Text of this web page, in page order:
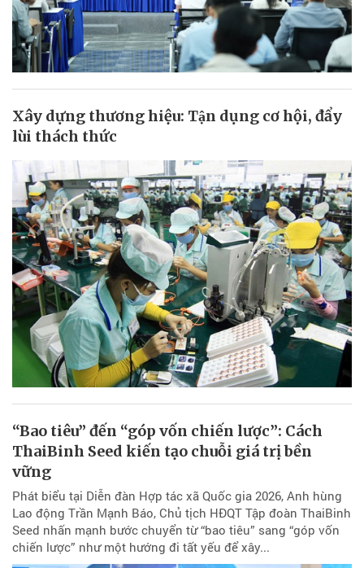
Xây dựng thương hiệu: Tận dụng cơ hội, đẩy
lùi thách thức
“Bao tiêu” đến “góp vốn chiến lược”: Cách
ThaiBinh Seed kiến tạo chuỗi giá trị bền
vững
Phát biểu tại Diễn đàn Hợp tác xã Quốc gia 2026, Anh hùng
Lao động Trần Mạnh Báo, Chủ tịch HĐQT Tập đoàn ThaiBinh
Seed nhấn mạnh bước chuyển từ “bao tiêu” sang “góp vốn
chiến lược” như một hướng đi tất yếu để xây...